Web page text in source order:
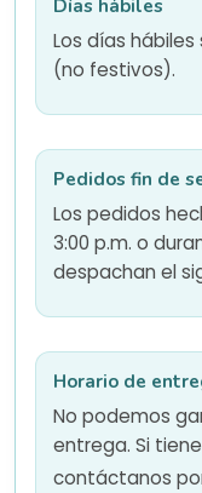
Días hábiles
Los días
(no festivos).
Pedidos fin de
Los pedidos
3:00 p.m. o
despachan el
Horario de
No podemos
entrega. Si
contáctanos